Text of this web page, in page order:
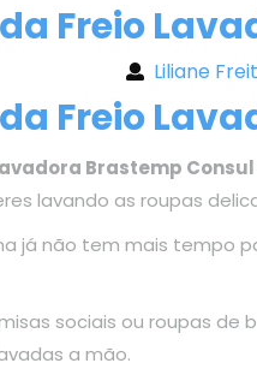
Freio
Liliane
Freio
Brastemp Consul
lavando as roupas
já não tem mais tempo
sociais ou roupas
a mão.